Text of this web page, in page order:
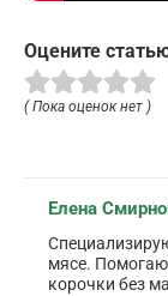
Оцените
( Пока оценок нет )
Елена
мясе. Помогаю
корочки без